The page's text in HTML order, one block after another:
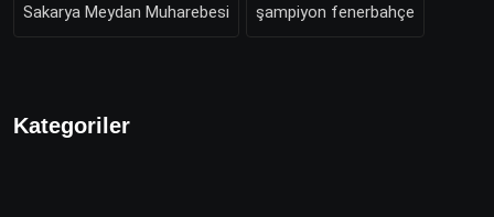
Sakarya Meydan Muharebesi şampiyon fenerbahçe
Kategoriler